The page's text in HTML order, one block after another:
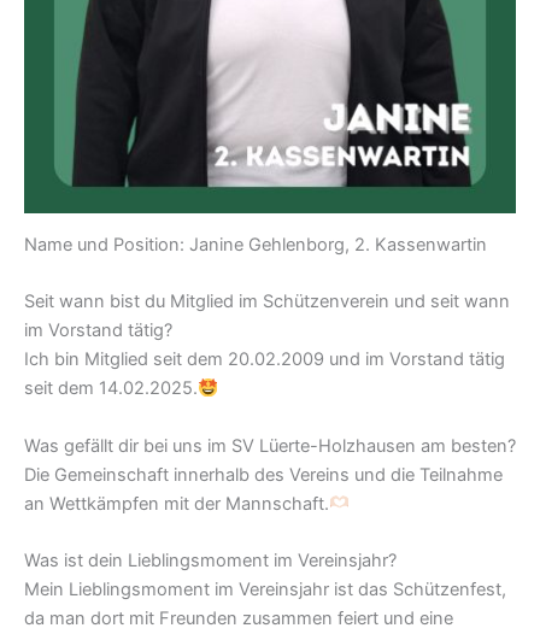
Name und Position: Janine Gehlenborg, 2. Kassenwartin
Seit wann bist du Mitglied im Schützenverein und seit wann
im Vorstand tätig?
Ich bin Mitglied seit dem 20.02.2009 und im Vorstand tätig
seit dem 14.02.2025.
Was gefällt dir bei uns im SV Lüerte-Holzhausen am besten?
Die Gemeinschaft innerhalb des Vereins und die Teilnahme
an Wettkämpfen mit der Mannschaft.
Was ist dein Lieblingsmoment im Vereinsjahr?
Mein Lieblingsmoment im Vereinsjahr ist das Schützenfest,
da man dort mit Freunden zusammen feiert und eine